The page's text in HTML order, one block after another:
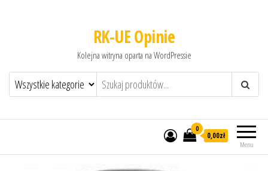
RK-UE Opinie
Kolejna witryna oparta na WordPressie
Menu
0
0,00zł